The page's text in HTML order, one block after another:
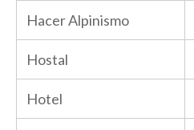
Hacer Alpinismo
Hostal
Hotel